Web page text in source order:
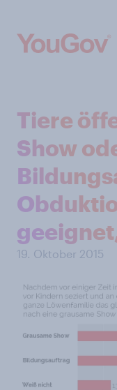
Tiere
Show
19. Oktober 2015